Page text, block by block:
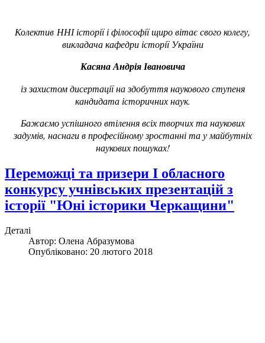
Колектив ННІ історії і філософії щиро вітає свого колегу,
викладача кафедри історії України
Касяна Андрія Івановича
із захистом дисертації на здобуття наукового ступеня
кандидата історичних наук.
Бажаємо успішного втілення всіх творчих та наукових
задумів, наснаги в професійному зростанні та у майбутніх
наукових пошуках!
Переможці та призери І обласного
конкурсу учнівських презентацій з
історії "Юні історики Черкащини"
Деталі
Автор: Олена Абразумова
Опубліковано: 20 лютого 2018